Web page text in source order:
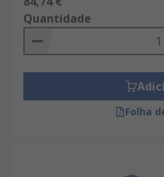
Quantidade
Folha